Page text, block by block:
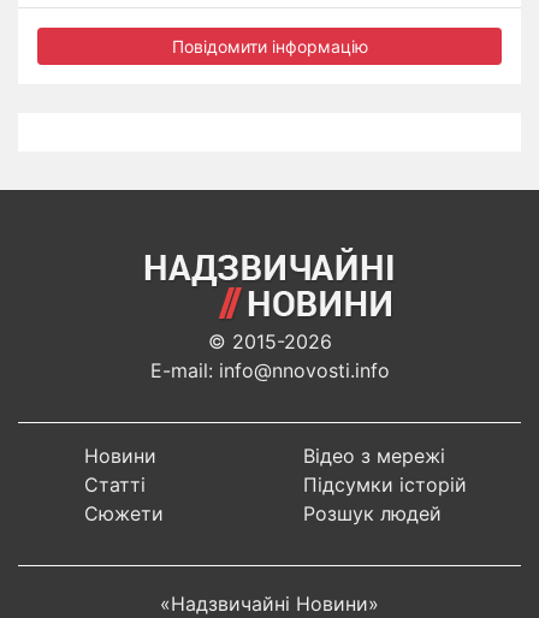
Повідомити інформацію
© 2015-2026
E-mail: info@nnovosti.info
Новини
Статті
Сюжети
Відео з мережі
Підсумки історій
Розшук людей
«Надзвичайні Новини»